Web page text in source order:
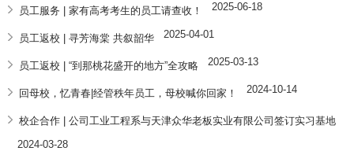
员工服务 | 家有高考考生的员工请查收！ 2025-06-18
员工返校 | 寻芳海棠 共叙韶华 2025-04-01
员工返校 | “到那桃花盛开的地方”全攻略 2025-03-13
回母校，忆青春|经管秩年员工，母校喊你回家！ 2024-10-14
校企合作 | 公司工业工程系与天津众华老板实业有限公司签订实习基地
2024-03-28